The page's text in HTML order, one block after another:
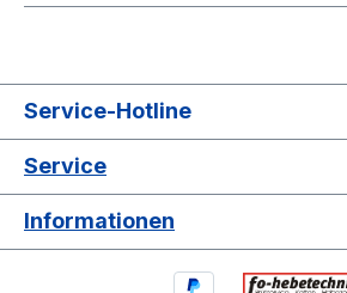
Service-Hotline
Service
Informationen